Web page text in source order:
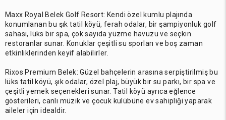
Maxx Royal Belek Golf Resort: Kendi özel kumlu plajında
konumlanan bu şık tatil köyü, ferah odalar, bir şampiyonluk golf
sahası, lüks bir spa, çok sayıda yüzme havuzu ve seçkin
restoranlar sunar. Konuklar çeşitli su sporları ve boş zaman
etkinliklerinden keyif alabilirler.
Rixos Premium Belek: Güzel bahçelerin arasına serpiştirilmiş bu
lüks tatil köyü, şık odalar, özel plaj, büyük bir su parkı, bir spa ve
çeşitli yemek seçenekleri sunar. Tatil köyü ayrıca eğlence
gösterileri, canlı müzik ve çocuk kulübüne ev sahipliği yaparak
aileler için idealdir.